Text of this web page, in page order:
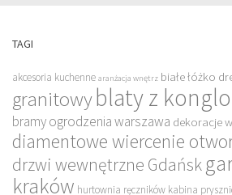
TAGI
akcesoria kuchenne aranżacja wnętrz białe łóżko
granitowyblaty z
bramy ogrodzenia warszawa dekoracje
diamentowe wiercenie
drzwi wewnętrzne Gdańsk
kraków hurtownia ręczników kabina